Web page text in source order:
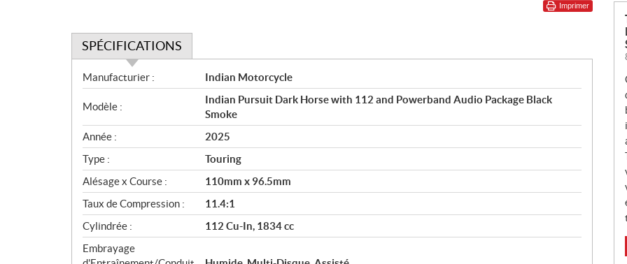
Imprimer
SPÉCIFICATIONS
S
p
é
c
i
f
i
c
a
t
i
o
Manufacturier : Indian Motorcycle
Modèle :
Indian Pursuit Dark Horse with 112 and Powerband Audio Package Black
Smoke
Année :
2025
Type :
Touring
Alésage x Course :
110mm x 96.5mm
Taux de Compression :
11.4:1
Cylindrée :
112 Cu-In, 1834 cc
Embrayage